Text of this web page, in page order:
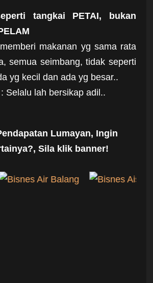
tangkai PETAI, bukan
makanan yg sama rata
semua seimbang, tidak seperti
yg kecil dan ada yg besar..
Selalu lah bersikap adil..
Lumayan, Ingin
Sila klik banner!